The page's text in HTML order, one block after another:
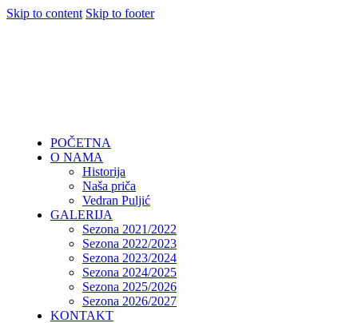
Skip to content Skip to footer
POČETNA
O NAMA
Historija
Naša priča
Vedran Puljić
GALERIJA
Sezona 2021/2022
Sezona 2022/2023
Sezona 2023/2024
Sezona 2024/2025
Sezona 2025/2026
Sezona 2026/2027
KONTAKT